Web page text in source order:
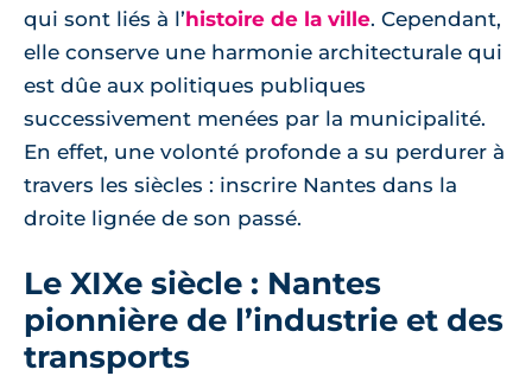
qui sont liés à l’histoire de la ville. Cependant,
elle conserve une harmonie architecturale qui
est dûe aux politiques publiques
successivement menées par la municipalité.
En effet, une volonté profonde a su perdurer à
travers les siècles : inscrire Nantes dans la
droite lignée de son passé.
Le XIXe siècle : Nantes
pionnière de l’industrie et des
transports